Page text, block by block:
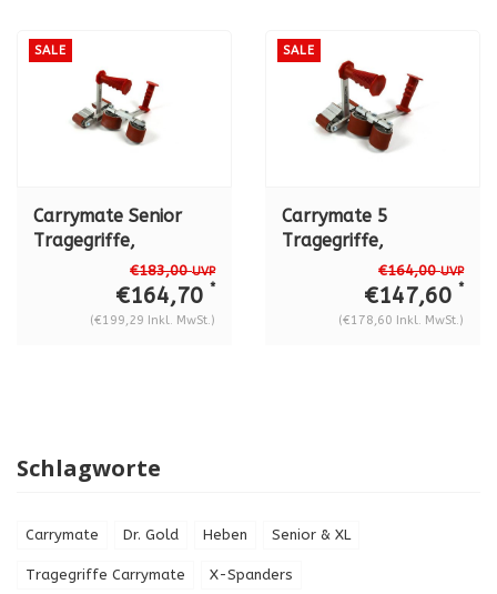
SALE
Carrymate Senior
Tragegriffe,
spannweite 40 - 120
€183,00UVP
€164,70 *
(€199,29 Inkl. MwSt.)
SALE
Carrymate 5
Tragegriffe,
spannweite 0 - 80
€164,00UVP
€147,60 *
(€178,60 Inkl. MwSt.)
Schlagworte
Carrymate Dr. Gold Heben Senior & XL
Tragegriffe Carrymate X-Spanders